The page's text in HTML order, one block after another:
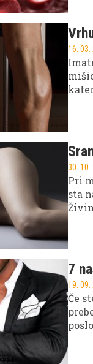
16. 03.
30. 10.
Pri
sta
7
19. 09.
Če